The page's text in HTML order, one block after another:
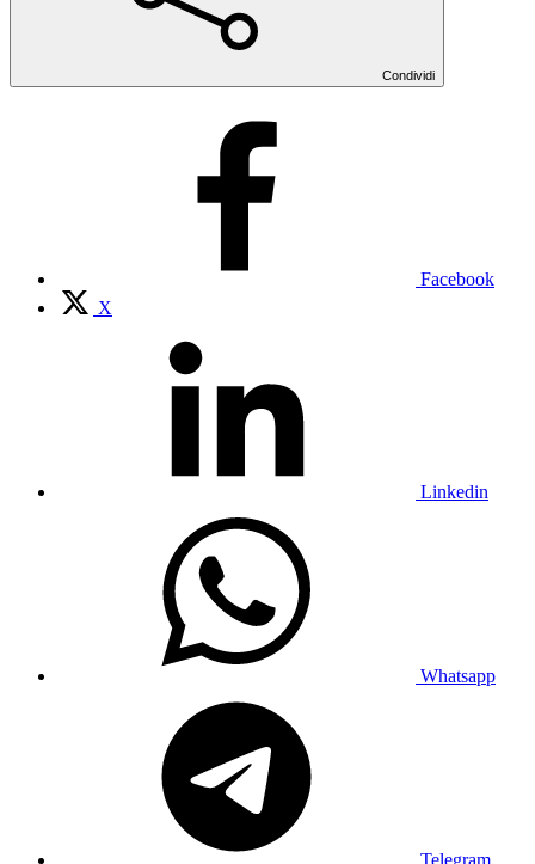
Condividi
Facebook
X
Linkedin
Whatsapp
Telegram